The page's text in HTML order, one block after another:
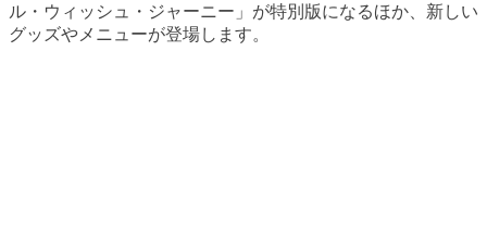
ル・ウィッシュ・ジャーニー」が特別版になるほか、新しい
グッズやメニューが登場します。